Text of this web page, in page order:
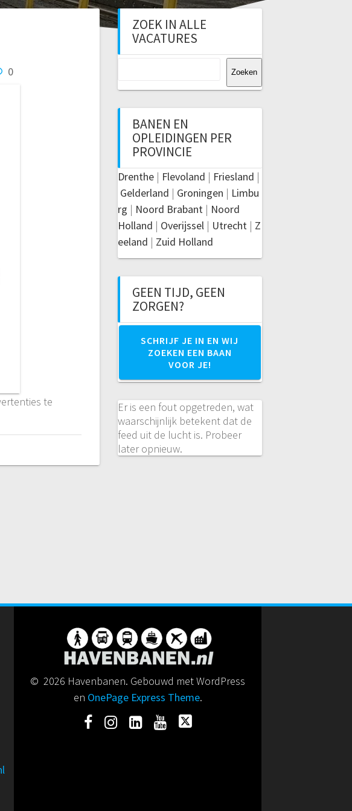
0
te
ZOEK IN ALLE
VACATURES
Zoeken
BANEN EN
OPLEIDINGEN PER
PROVINCIE
Drenthe| Flevoland | Friesland |
Gelderland | Groningen | Limbu
rg | Noord Brabant| Noord
Holland | Overijssel| Utrecht| Z
eeland | Zuid Holland
GEEN TIJD, GEEN
ZORGEN?
SCHRIJF JE IN EN WIJ
ZOEKEN EEN BAAN
VOOR JE!
Er is een fout opgetreden, wat
waarschijnlijk betekent dat de
feed uit de lucht is. Probeer
later opnieuw.
© 2026 Havenbanen. Gebouwd met WordPress
en OnePage Express Theme.